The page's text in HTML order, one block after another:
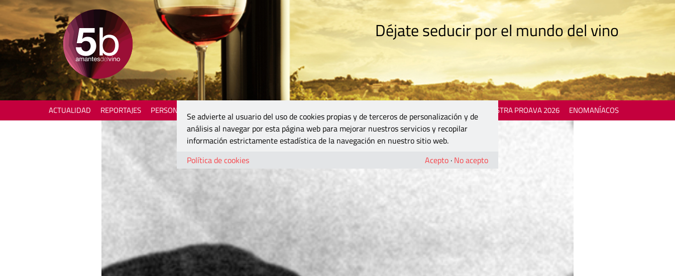
Déjate seducir por el mundo del vino
ACTUALIDAD REPORTAJES PERSONAJES MOSTRA PROAVA 2026 ENOMANÍACOS
Se advierte al usuario del uso de cookies propias y de terceros de personalización y de
análisis al navegar por esta página web para mejorar nuestros servicios y recopilar
información estrictamente estadística de la navegación en nuestro sitio web.
Política de cookies
Acepto · No acepto